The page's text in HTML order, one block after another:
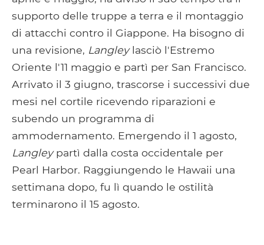
supporto delle truppe a terra e il montaggio
di attacchi contro il Giappone. Ha bisogno di
una revisione, Langleylasciò l'Estremo
Oriente l'11 maggio e partì per San Francisco.
Arrivato il 3 giugno, trascorse i successivi due
mesi nel cortile ricevendo riparazioni e
subendo un programma di
ammodernamento. Emergendo il 1 agosto,
Langleypartì dalla costa occidentale per
Pearl Harbor. Raggiungendo le Hawaii una
settimana dopo, fu lì quando le ostilità
terminarono il 15 agosto.